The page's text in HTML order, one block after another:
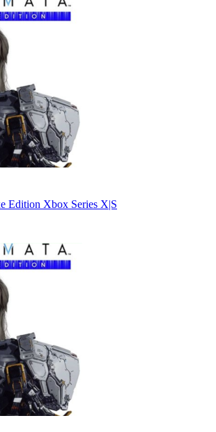
Edition Xbox Series X|S